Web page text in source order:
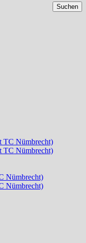
TC Nümbrecht)
TC Nümbrecht)
Nümbrecht)
Nümbrecht)